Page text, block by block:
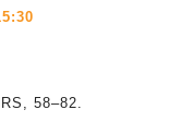
58–82.